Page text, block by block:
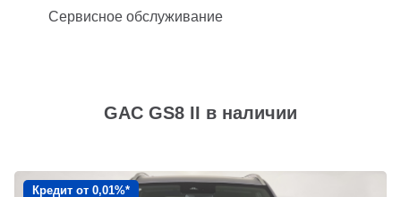
Сервисное обслуживание
GAC GS8 II в наличии
Кредит от 0,01%*